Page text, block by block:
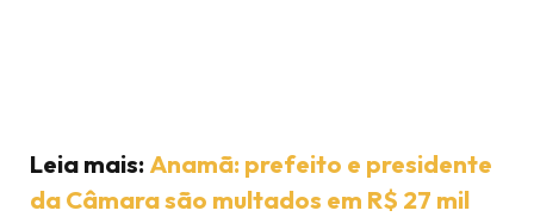
Leia mais:Anamã: prefeito e presidente
da Câmara são multados em R$ 27 mil